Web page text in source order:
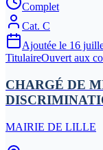
Complet
Cat. C
Ajoutée le 16
TitulaireOuvert aux
CHARGÉ DE
MAIRIE DE LILLE